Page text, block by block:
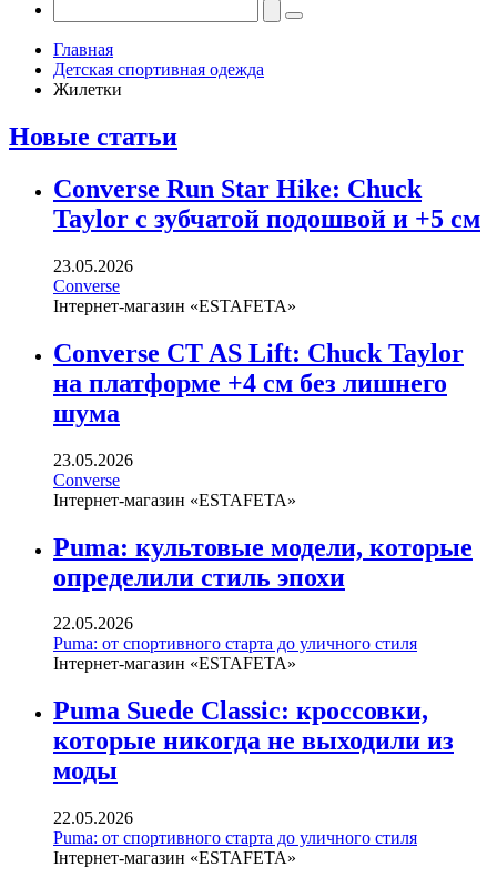
Главная
Детская спортивная одежда
Жилетки
Новые статьи
Converse Run Star Hike: Chuck
Taylor с зубчатой подошвой и +5 см
23.05.2026
Converse
Інтернет-магазин «ESTAFETA»
Converse CT AS Lift: Chuck Taylor
на платформе +4 см без лишнего
шума
23.05.2026
Converse
Інтернет-магазин «ESTAFETA»
Puma: культовые модели, которые
определили стиль эпохи
22.05.2026
Puma: от спортивного старта до уличного стиля
Інтернет-магазин «ESTAFETA»
Puma Suede Classic: кроссовки,
которые никогда не выходили из
моды
22.05.2026
Puma: от спортивного старта до уличного стиля
Інтернет-магазин «ESTAFETA»